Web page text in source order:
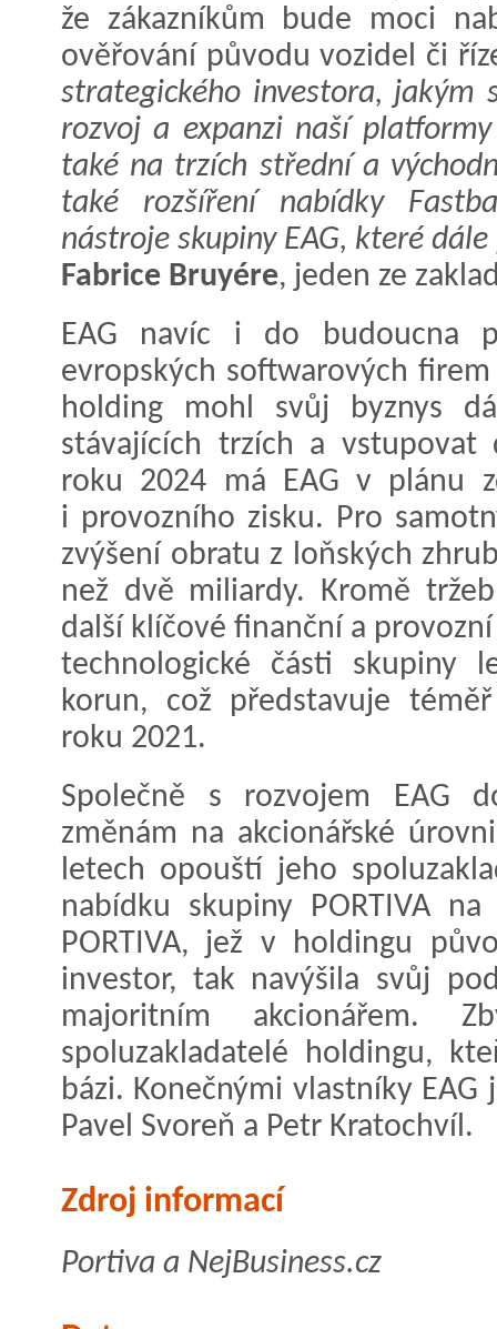
že zákazníkům bude moci
ověřování původu vozidel či
strategického investora, jakým
rozvoj a expanzi naší
také na trzích střední a
také rozšíření nabídky
nástroje skupiny EAG, které
Fabrice Bruyére, jeden ze
EAG navíc i do budoucna
evropských softwarových
holding mohl svůj byznys
stávajících trzích a
roku 2024 má EAG v plánu
i provozního zisku. Pro
zvýšení obratu z loňských
než dvě miliardy. Kromě
další klíčové finanční a
technologické části skupiny
korun, což představuje
roku 2021.
Společně s rozvojem EAG
změnám na akcionářské
letech opouští jeho
nabídku skupiny PORTIVA
PORTIVA, jež v holdingu
investor, tak navýšila svůj
majoritním akcionářem.
spoluzakladatelé holdingu,
bázi. Konečnými vlastníky EAG
Pavel Svoreň a Petr Kratochvíl.
Zdroj informací
Portiva a NejBusiness.cz